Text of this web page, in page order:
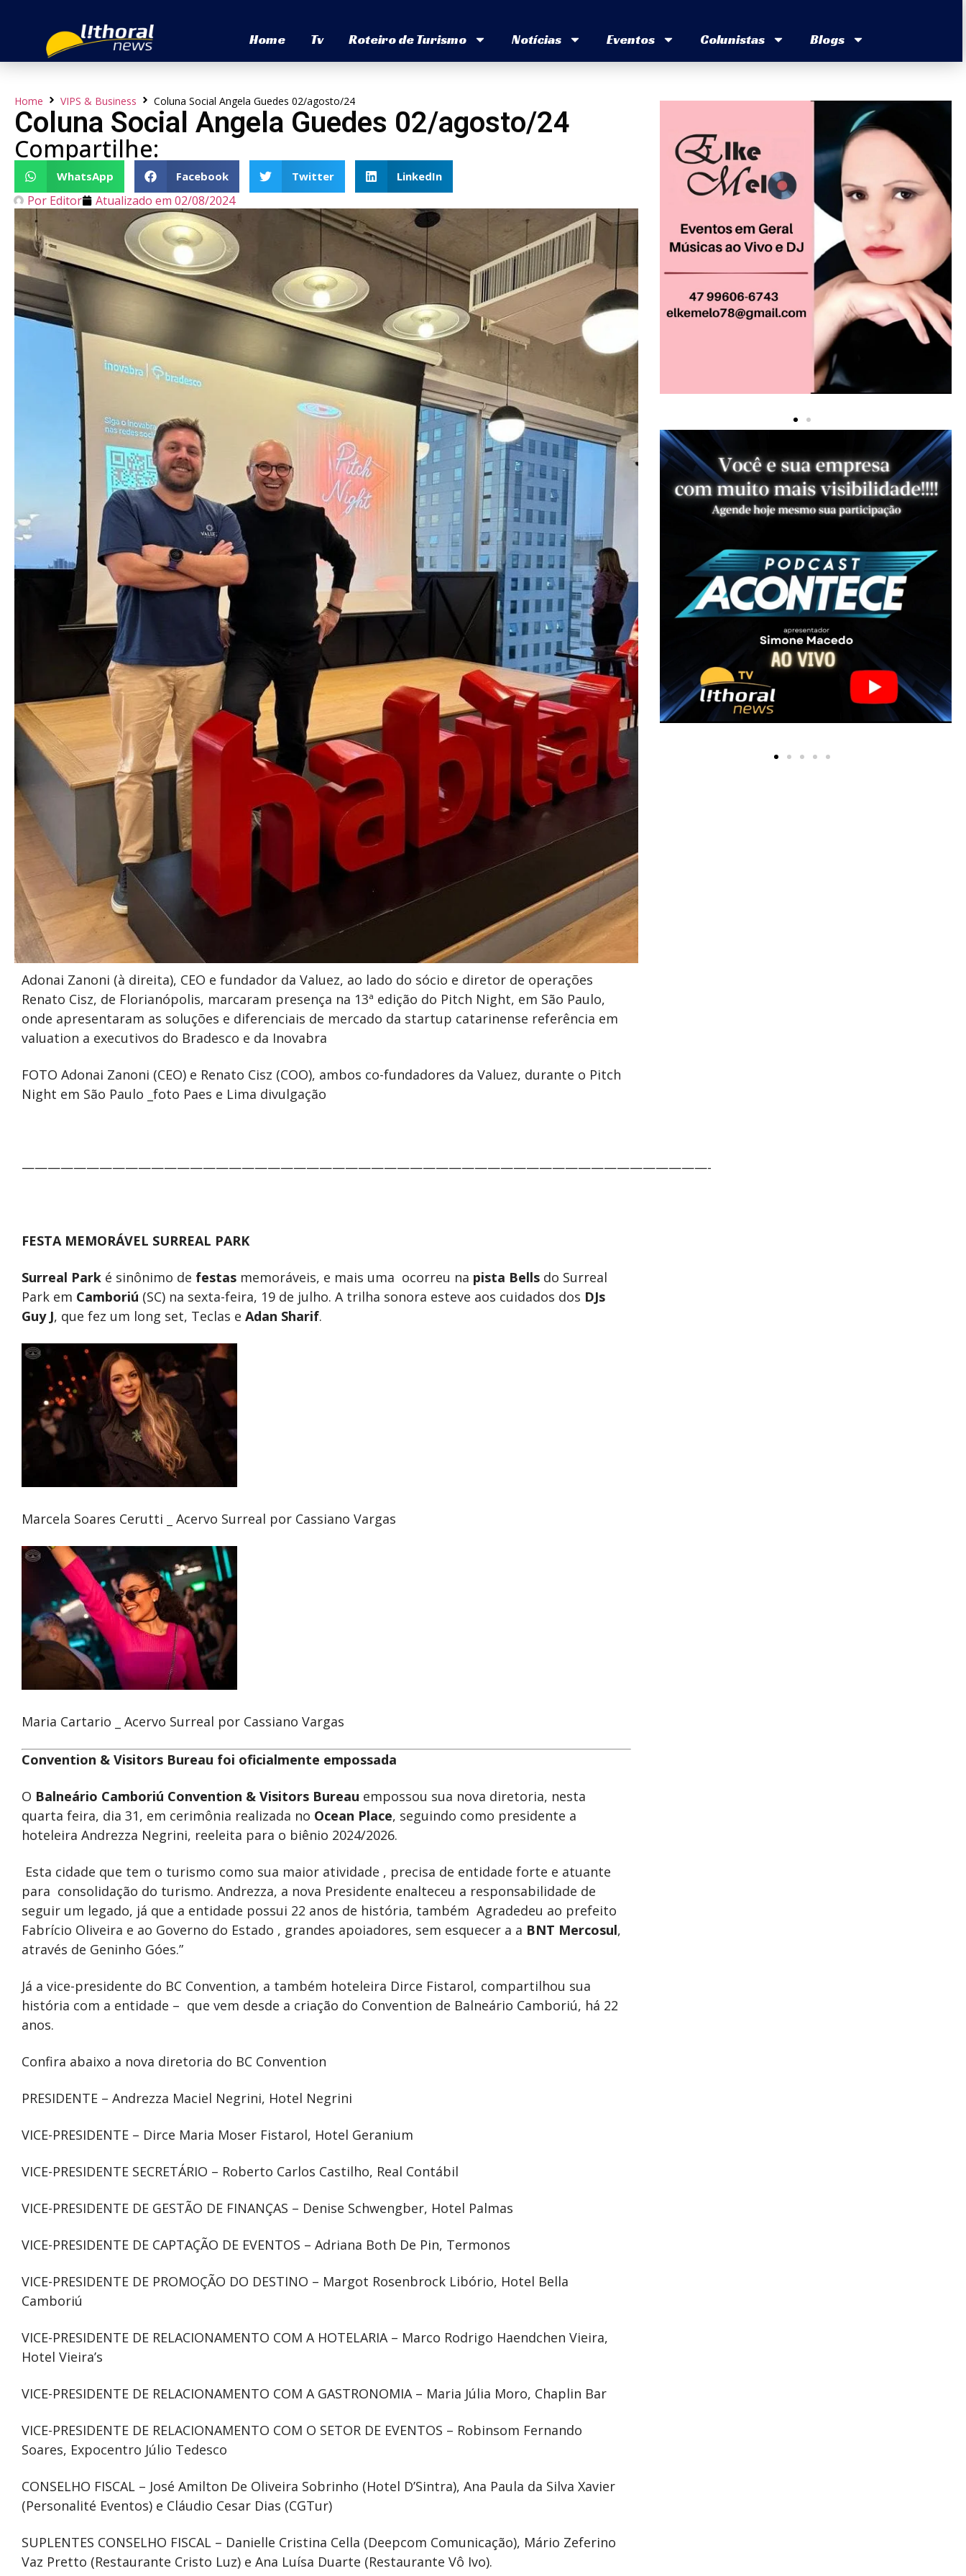
Home Tv Roteiro de Turismo Notícias Eventos Colunistas Blogs
Home VIPS & Business Coluna Social Angela Guedes 02/agosto/24
Coluna Social Angela Guedes 02/agosto/24
Compartilhe:
WhatsApp Facebook Twitter LinkedIn
Por Editor Atualizado em 02/08/2024
Adonai Zanoni (à direita), CEO e fundador da Valuez, ao lado do sócio e diretor de operações
Renato Cisz, de Florianópolis, marcaram presença na 13ª edição do Pitch Night, em São Paulo,
onde apresentaram as soluções e diferenciais de mercado da startup catarinense referência em
valuation a executivos do Bradesco e da Inovabra
FOTO Adonai Zanoni (CEO) e Renato Cisz (COO), ambos co-fundadores da Valuez, durante o Pitch
Night em São Paulo _foto Paes e Lima divulgação
—————————————————————————————————————————————————————-
FESTA MEMORÁVEL SURREAL PARK
Surreal Park é sinônimo de festas memoráveis, e mais uma ocorreu na pista Bells do Surreal
Park em Camboriú (SC) na sexta-feira, 19 de julho. A trilha sonora esteve aos cuidados dos DJs
Guy J, que fez um long set, Teclas e Adan Sharif.
Marcela Soares Cerutti _ Acervo Surreal por Cassiano Vargas
Maria Cartario _ Acervo Surreal por Cassiano Vargas
Convention & Visitors Bureau foi oficialmente empossada
O Balneário Camboriú Convention & Visitors Bureau empossou sua nova diretoria, nesta
quarta feira, dia 31, em cerimônia realizada no Ocean Place, seguindo como presidente a
hoteleira Andrezza Negrini, reeleita para o biênio 2024/2026.
Esta cidade que tem o turismo como sua maior atividade , precisa de entidade forte e atuante
para consolidação do turismo. Andrezza, a nova Presidente enalteceu a responsabilidade de
seguir um legado, já que a entidade possui 22 anos de história, também Agradedeu ao prefeito
Fabrício Oliveira e ao Governo do Estado , grandes apoiadores, sem esquecer a a BNT Mercosul,
através de Geninho Góes.”
Já a vice-presidente do BC Convention, a também hoteleira Dirce Fistarol, compartilhou sua
história com a entidade – que vem desde a criação do Convention de Balneário Camboriú, há 22
anos.
Confira abaixo a nova diretoria do BC Convention
PRESIDENTE – Andrezza Maciel Negrini, Hotel Negrini
VICE-PRESIDENTE – Dirce Maria Moser Fistarol, Hotel Geranium
VICE-PRESIDENTE SECRETÁRIO – Roberto Carlos Castilho, Real Contábil
VICE-PRESIDENTE DE GESTÃO DE FINANÇAS – Denise Schwengber, Hotel Palmas
VICE-PRESIDENTE DE CAPTAÇÃO DE EVENTOS – Adriana Both De Pin, Termonos
VICE-PRESIDENTE DE PROMOÇÃO DO DESTINO – Margot Rosenbrock Libório, Hotel Bella
Camboriú
VICE-PRESIDENTE DE RELACIONAMENTO COM A HOTELARIA – Marco Rodrigo Haendchen Vieira,
Hotel Vieira’s
VICE-PRESIDENTE DE RELACIONAMENTO COM A GASTRONOMIA – Maria Júlia Moro, Chaplin Bar
VICE-PRESIDENTE DE RELACIONAMENTO COM O SETOR DE EVENTOS – Robinsom Fernando
Soares, Expocentro Júlio Tedesco
CONSELHO FISCAL – José Amilton De Oliveira Sobrinho (Hotel D’Sintra), Ana Paula da Silva Xavier
(Personalité Eventos) e Cláudio Cesar Dias (CGTur)
SUPLENTES CONSELHO FISCAL – Danielle Cristina Cella (Deepcom Comunicação), Mário Zeferino
Vaz Pretto (Restaurante Cristo Luz) e Ana Luísa Duarte (Restaurante Vô Ivo).